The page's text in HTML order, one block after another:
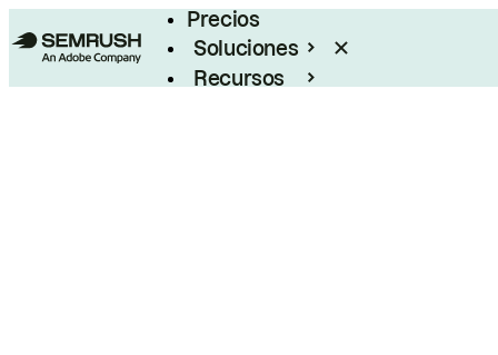
Precios
Soluciones
Recursos